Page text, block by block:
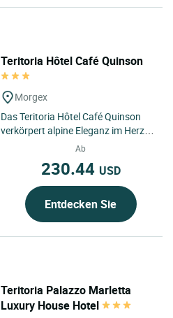
Teritoria Hôtel Café Quinson
Morgex
Das Teritoria Hôtel Café Quinson
verkörpert alpine Eleganz im Herzen
von Morgex im Aostatal in Italien,
Ab
230.44 USD
Entdecken Sie
Teritoria Palazzo Marletta
Luxury House Hotel